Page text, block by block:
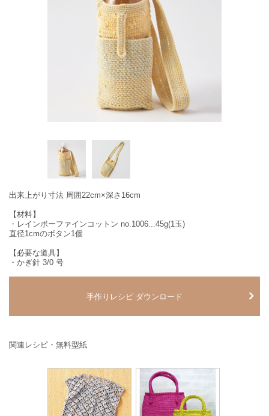
出来上がり寸法 周囲22cm×深さ16cm
【材料】
・レインボーファインコットン no.1006...45g(1玉)
直径1cmのボタン1個
【必要な道具】
・かぎ針 3/0 号
手作りレシピ ダウンロード
関連レシピ・無料型紙